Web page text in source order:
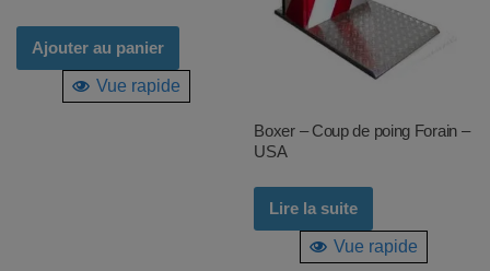
Ajouter au panier
Vue rapide
Boxer – Coup de poing Forain –
USA
Lire la suite
Vue rapide